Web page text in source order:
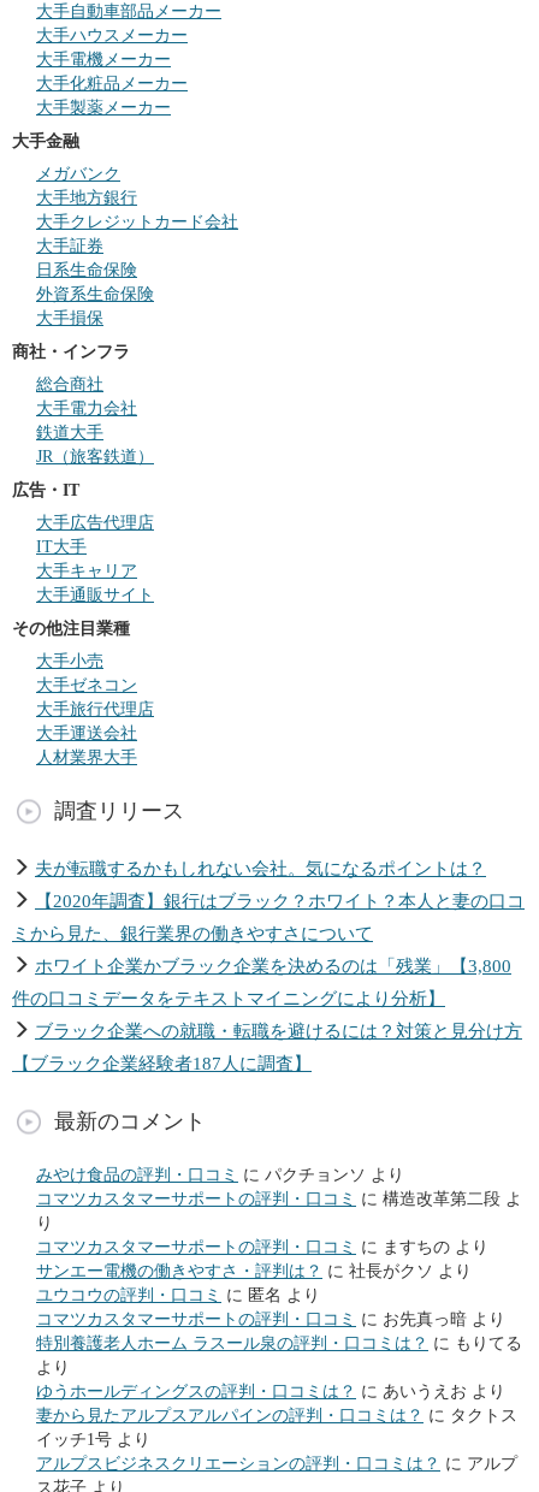
大手自動車部品メーカー
大手ハウスメーカー
大手電機メーカー
大手化粧品メーカー
大手製薬メーカー
大手金融
メガバンク
大手地方銀行
大手クレジットカード会社
大手証券
日系生命保険
外資系生命保険
大手損保
商社・インフラ
総合商社
大手電力会社
鉄道大手
JR（旅客鉄道）
広告・IT
大手広告代理店
IT大手
大手キャリア
大手通販サイト
その他注目業種
大手小売
大手ゼネコン
大手旅行代理店
大手運送会社
人材業界大手
調査リリース
夫が転職するかもしれない会社。気になるポイントは？
【2020年調査】銀行はブラック？ホワイト？本人と妻の口コ
ミから見た、銀行業界の働きやすさについて
ホワイト企業かブラック企業を決めるのは「残業」【3,800
件の口コミデータをテキストマイニングにより分析】
ブラック企業への就職・転職を避けるには？対策と見分け方
【ブラック企業経験者187人に調査】
最新のコメント
みやけ食品の評判・口コミ に パクチョンソ より
コマツカスタマーサポートの評判・口コミ に 構造改革第二段 よ
り
コマツカスタマーサポートの評判・口コミ に ますちの より
サンエー電機の働きやすさ・評判は？ に 社長がクソ より
ユウコウの評判・口コミ に 匿名 より
コマツカスタマーサポートの評判・口コミ に お先真っ暗 より
特別養護老人ホーム ラスール泉の評判・口コミは？ に もりてる
より
ゆうホールディングスの評判・口コミは？ に あいうえお より
妻から見たアルプスアルパインの評判・口コミは？ に タクトス
イッチ1号 より
アルプスビジネスクリエーションの評判・口コミは？ に アルプ
ス花子 より